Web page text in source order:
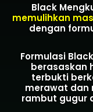
Black
memulihkan
dengan
Formulasi
berasaskan
terbukti
merawat dan
rambut gugur